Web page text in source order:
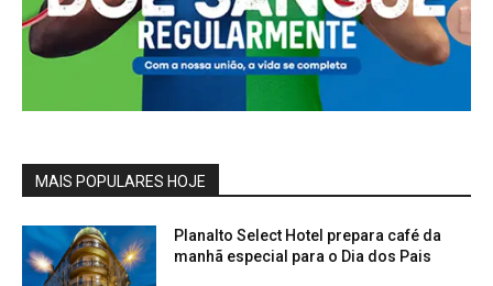
MAIS POPULARES HOJE
Planalto Select Hotel prepara café da
manhã especial para o Dia dos Pais